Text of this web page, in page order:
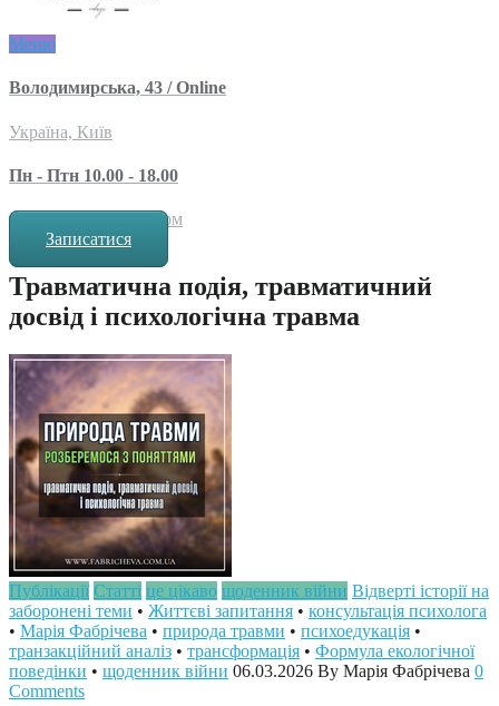
Меню
Володимирська, 43 / Online
Україна, Київ
Пн - Птн 10.00 - 18.00
за попереднім записом
Записатися
Травматична подія, травматичний
досвід і психологічна травма
Публікації Статті це цікаво щоденник війни Відверті історії на
заборонені теми • Життєві запитання • консультація психолога
• Марія Фабрічева • природа травми • психоедукація •
транзакційний аналіз • трансформація • Формула екологічної
поведінки • щоденник війни 06.03.2026 By Марія Фабрічева 0
Comments